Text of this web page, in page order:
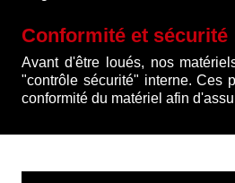
Conformité et sécurité
Avant d'être loués, nos
"contrôle sécurité" interne. Ces
conformité du matériel afin